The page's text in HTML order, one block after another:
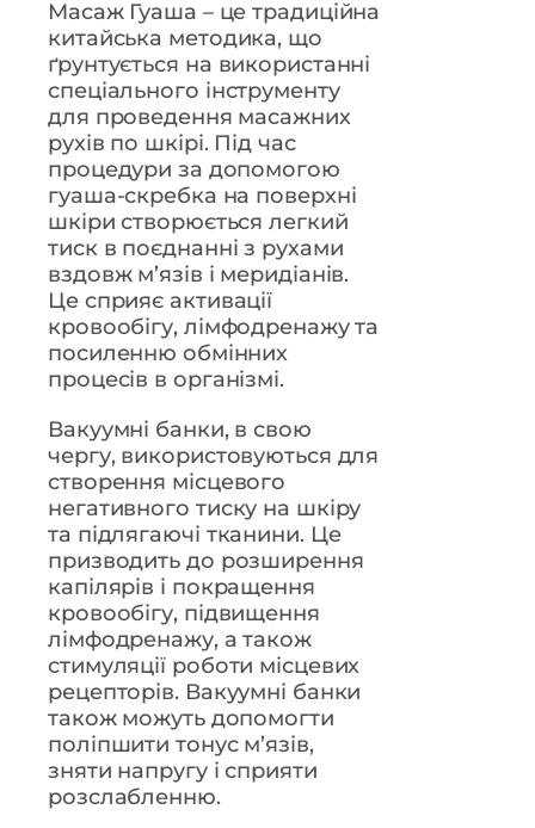
Масаж Гуаша – це традиційна
китайська методика, що
ґрунтується на використанні
спеціального інструменту
для проведення масажних
рухів по шкірі. Під час
процедури за допомогою
гуаша-скребка на поверхні
шкіри створюється легкий
тиск в поєднанні з рухами
вздовж м’язів і меридіанів.
Це сприяє активації
кровообігу, лімфодренажу та
посиленню обмінних
процесів в організмі.
Вакуумні банки, в свою
чергу, використовуються для
створення місцевого
негативного тиску на шкіру
та підлягаючі тканини. Це
призводить до розширення
капілярів і покращення
кровообігу, підвищення
лімфодренажу, а також
стимуляції роботи місцевих
рецепторів. Вакуумні банки
також можуть допомогти
поліпшити тонус м’язів,
зняти напругу і сприяти
розслабленню.